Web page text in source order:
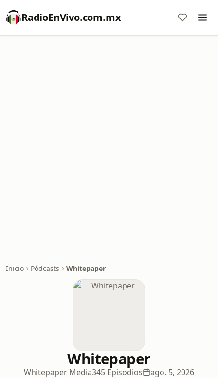
RadioEnVivo.com.mx
Inicio Pódcasts Whitepaper
Whitepaper
Whitepaper Media345 Episodios ago. 5, 2026